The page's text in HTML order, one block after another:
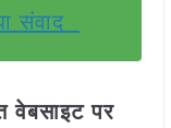
संवाद
वेबसाइट पर